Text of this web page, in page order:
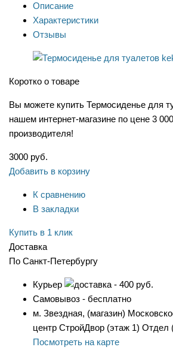
Описание
Характеристики
Отзывы
Коротко о товаре
Вы можете купить Термосиденье для
нашем интернет-магазине по цене 3
производителя!
3000 руб.
Добавить в корзину
К сравнению
В закладки
Купить в 1 клик
Доставка
По Санкт-Петербургу
Курьер
- 400 руб.
Самовывоз - бесплатно
м. Звездная, (магазин)
центр СтройДвор (этаж 1) Отдел
Посмотреть на карте